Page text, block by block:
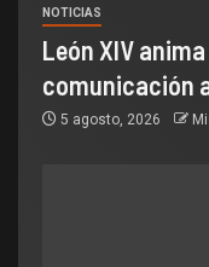
NOTICIAS
León XIV
comunicación
5 agosto, 2026